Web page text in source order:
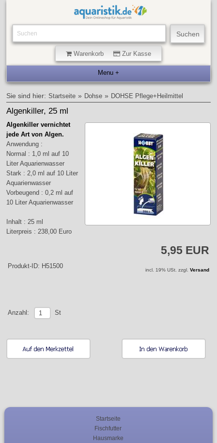
Warenkorb Zur Kasse
Sie sind hier: Startseite » Dohse » DOHSE Pflege+Heilmittel
Algenkiller, 25 ml
Algenkiller vernichtet
jede Art von Algen.
Anwendung :
Normal : 1,0 ml auf 10
Liter Aquarienwasser
Stark : 2,0 ml auf 10 Liter
Aquarienwasser
Vorbeugend : 0,2 ml auf
10 Liter Aquarienwasser
Inhalt : 25 ml
Literpreis : 238,00 Euro
5,95 EUR
Produkt-ID: H51500
incl. 19% USt. zzgl. Versand
Anzahl: St
Startseite
Fischfutter
Hausmarke